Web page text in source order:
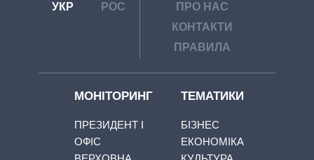
УКР РОС
ПРО НАС
КОНТАКТИ
ПРАВИЛА
МОНІТОРИНГ
ПРЕЗИДЕНТ І
ОФІС
ТЕМАТИКИ
БІЗНЕС
ЕКОНОМІКА